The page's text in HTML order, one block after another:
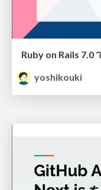
Ruby on Rails 7.0
yoshikouki